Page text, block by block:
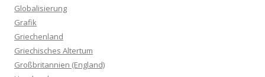
Globalisierung
Grafik
Griechenland
Griechisches Altertum
Großbritannien (England)